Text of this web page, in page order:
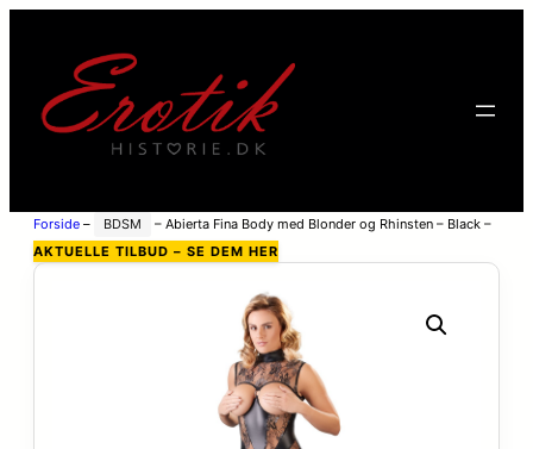
Forside – BDSM – Abierta Fina Body med Blonder og Rhinsten – Black –
S
AKTUELLE TILBUD – SE DEM HER